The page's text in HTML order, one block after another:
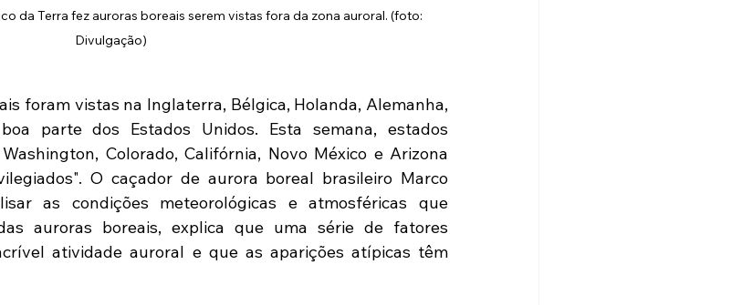
da Terra fez auroras boreais serem vistas fora da zona auroral. (foto:
Divulgação)
foram vistas na Inglaterra, Bélgica, Holanda, Alemanha,
parte dos Estados Unidos. Esta semana, estados
Colorado, Califórnia, Novo México e Arizona
O caçador de aurora boreal brasileiro Marco
as condições meteorológicas e atmosféricas que
auroras boreais, explica que uma série de fatores
atividade auroral e que as aparições atípicas têm